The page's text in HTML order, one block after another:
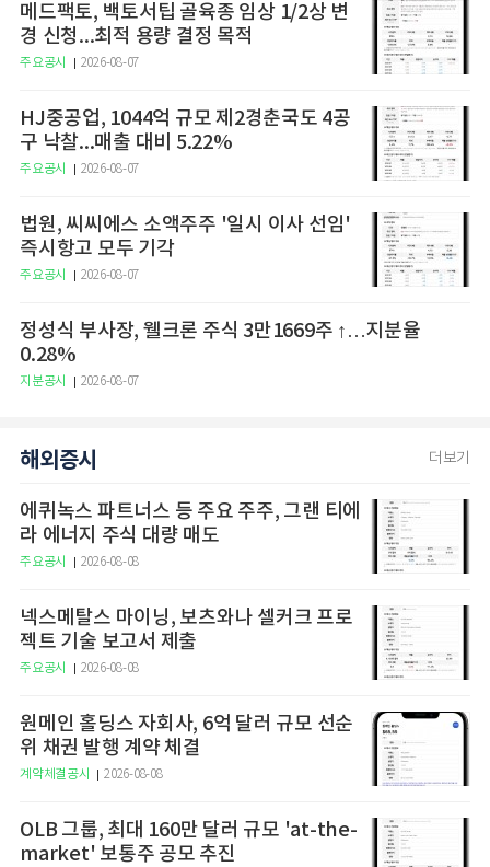
메드팩토, 백토서팁 골육종 임상 1/2상 변
경 신청...최적 용량 결정 목적
주요공시 2026-08-07
HJ중공업, 1044억 규모 제2경춘국도 4공
구 낙찰...매출 대비 5.22%
주요공시 2026-08-07
법원, 씨씨에스 소액주주 '일시 이사 선임'
즉시항고 모두 기각
주요공시 2026-08-07
정성식 부사장, 웰크론 주식 3만1669주 ↑…지분율
0.28%
지분공시 2026-08-07
해외증시 더보기
에퀴녹스 파트너스 등 주요 주주, 그랜 티에
라 에너지 주식 대량 매도
주요공시 2026-08-08
넥스메탈스 마이닝, 보츠와나 셀커크 프로
젝트 기술 보고서 제출
주요공시 2026-08-08
원메인 홀딩스 자회사, 6억 달러 규모 선순
위 채권 발행 계약 체결
계약체결공시 2026-08-08
OLB 그룹, 최대 160만 달러 규모 'at-the-
market' 보통주 공모 추진